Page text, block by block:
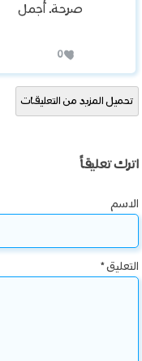
صرحة. أجمل
0
تحميل المزيد من التعليقات
اترك تعليقاً
الاسم
التعليق*